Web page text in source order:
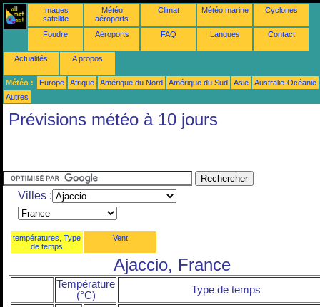
Images
satellite
Météo
aéroports
Climat Météo marine Cyclones
Foudre Aéroports FAQ Langues Contact
Actualités A propos
Météo : Europe Afrique Amérique du Nord Amérique du Sud Asie
Australie-Océanie
Autres
Prévisions météo à 10 jours
Villes :
températures, Type
de temps
Vent
Ajaccio, France
Température
(°C)
Type de temps